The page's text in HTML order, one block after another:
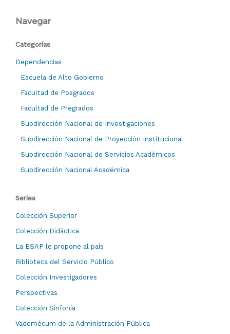
Navegar
Categorías
Dependencias
Escuela de Alto Gobierno
Facultad de Posgrados
Facultad de Pregrados
Subdirección Nacional de Investigaciones
Subdirección Nacional de Proyección Institucional
Subdirección Nacional de Servicios Académicos
Subdirección Nacional Académica
Series
Colección Superior
Colección Didáctica
La ESAP le propone al país
Biblioteca del Servicio Público
Colección Investigadores
Perspectivas
Colección Sinfonía
Vademécum de la Administración Pública